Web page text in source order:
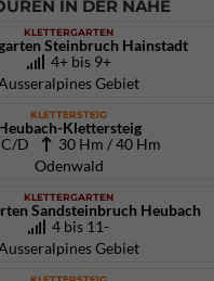
IN DER NÄHE
KLETTERGARTEN
Steinbruch Hainstadt
4+ bis 9+
Gebiet
KLETTERSTEIG
Klettersteig
C/D 30 Hm / 40 Hm
Odenwald
KLETTERGARTEN
Sandsteinbruch Heubach
4 bis 11-
Gebiet